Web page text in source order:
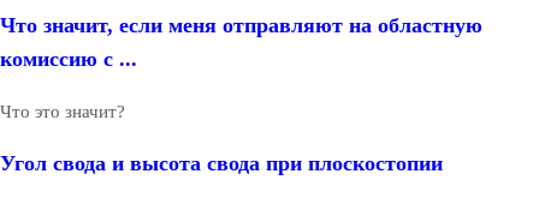
Что значит, если меня отправляют на областную
комиссию с ...
Что это значит?
Угол свода и высота свода при плоскостопии